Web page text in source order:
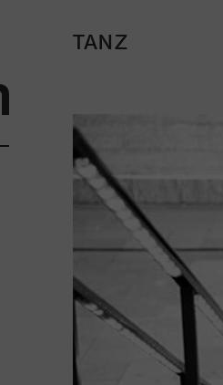
TANZ